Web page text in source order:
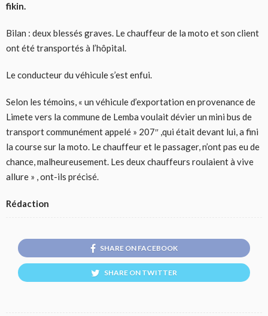
fikin.
Bilan : deux blessés graves. Le chauffeur de la moto et son client
ont été transportés à l’hôpital.
Le conducteur du véhicule s’est enfui.
Selon les témoins, « un véhicule d’exportation en provenance de
Limete vers la commune de Lemba voulait dévier un mini bus de
transport communément appelé » 207″ ,qui était devant lui, a fini
la course sur la moto. Le chauffeur et le passager, n’ont pas eu de
chance, malheureusement. Les deux chauffeurs roulaient à vive
allure » , ont-ils précisé.
Rédaction
SHARE ON FACEBOOK
SHARE ON TWITTER